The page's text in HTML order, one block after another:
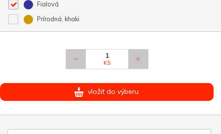
Fialová
Prírodná, khaki
KS
vložiť do výberu